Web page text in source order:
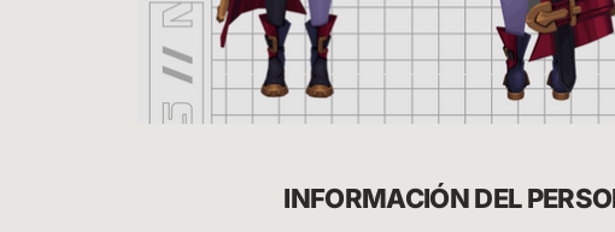
INFORMACIÓN DEL